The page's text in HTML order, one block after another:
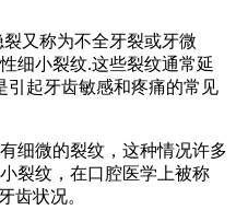
又称为不全牙裂或牙微
细小裂纹.这些裂纹通常延
引起牙齿敏感和疼痛的常见
微的裂纹，这种情况许多
裂纹，在口腔医学上被称
齿状况。